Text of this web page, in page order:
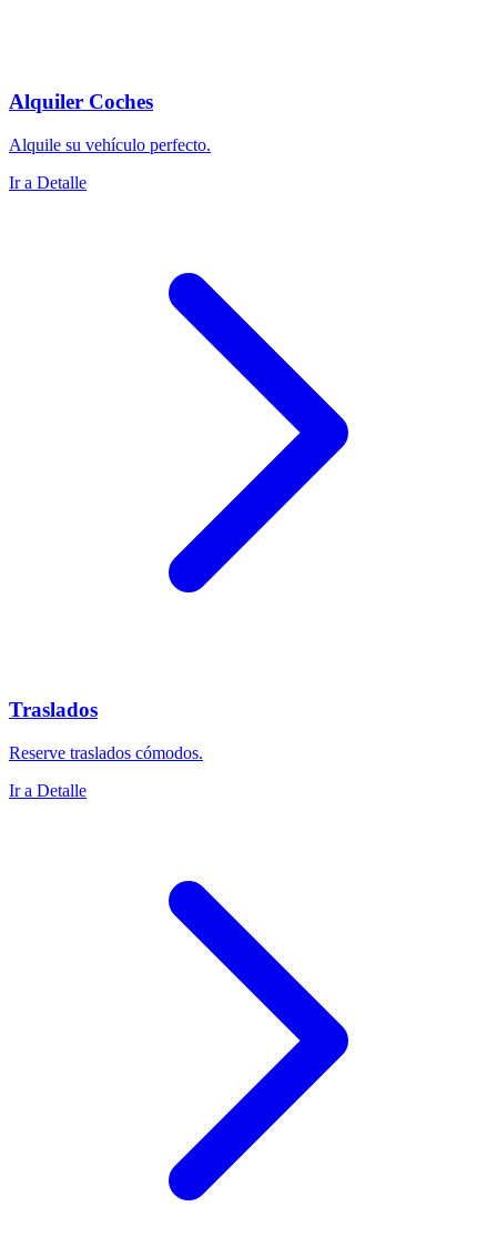
Alquiler Coches
Alquile su vehículo perfecto.
Ir a Detalle
Traslados
Reserve traslados cómodos.
Ir a Detalle